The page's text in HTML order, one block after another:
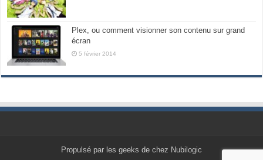
Plex, ou comment visionner son contenu sur grand
écran
5 février 2014
Propulsé par les geeks de chez Nubilogic